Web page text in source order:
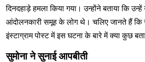
दिनदहाड़े हमला किया गया। उन्होंने बताया कि
आंदोलनकारी समूह के लोग थे। चलिए जानते हैं कि
इंस्टाग्राम पोस्ट में इस घटना के बारे में क्या कुछ
सुमोना ने सुनाई आपबीती